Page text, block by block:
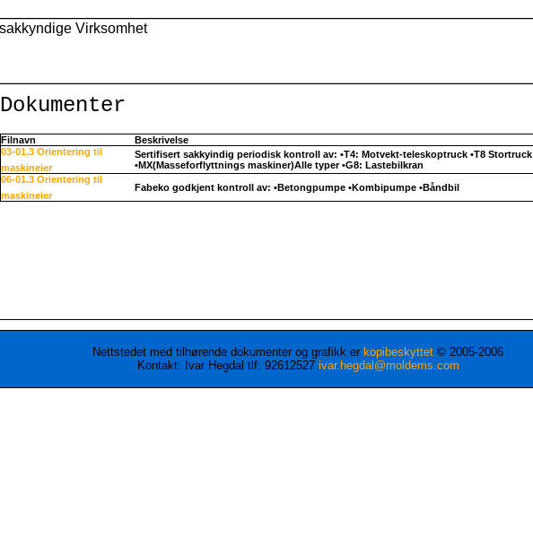
Dokumenter
Filnavn
Beskrivelse
03-01.3 Orientering til
maskineier
Sertifisert sakkyindig periodisk kontroll av: •T4: Motvekt-teleskoptruck •T8 Stortruck
•MX(Masseforflyttnings maskiner)Alle typer •G8: Lastebilkran
06-01.3 Orientering til
maskineier
Fabeko godkjent kontroll av: •Betongpumpe •Kombipumpe •Båndbil
Nettstedet med tilhørende dokumenter og grafikk er kopibeskyttet © 2005-2006
Kontakt: Ivar Hegdal tlf: 92612527 ivar.hegdal@moldems.com